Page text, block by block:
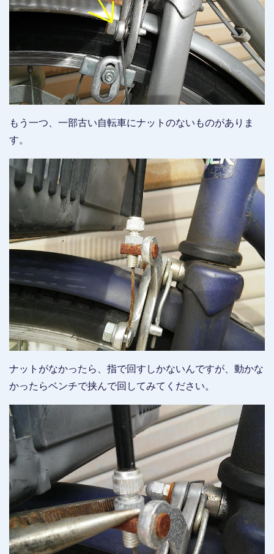
もう一つ、一部古い自転車にナットのないものがありま
す。
ナットがなかったら、指で回すしかないんですが、動かな
かったらベンチで挟んで回してみてください。